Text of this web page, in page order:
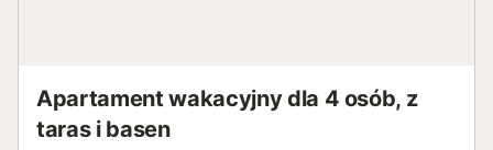
Apartament wakacyjny dla 4 osób, z
taras i basen